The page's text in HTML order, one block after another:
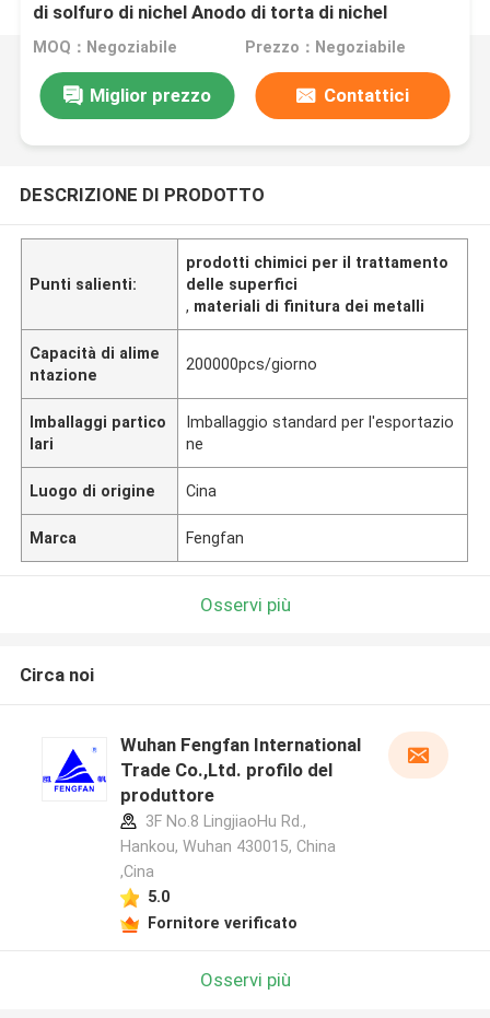
di solfuro di nichel Anodo di torta di nichel
MOQ：Negoziabile Prezzo：Negoziabile
Miglior prezzo Contattici
DESCRIZIONE DI PRODOTTO
Punti salienti:
prodotti chimici per il trattamento
delle superfici
, materiali di finitura dei metalli
Capacità di alime
ntazione
200000pcs/giorno
Imballaggi partico
lari
Imballaggio standard per l'esportazio
ne
Luogo di origine Cina
Marca Fengfan
Osservi più
Circa noi
Wuhan Fengfan International
Trade Co.,Ltd. profilo del
produttore
3F No.8 LingjiaoHu Rd.,
Hankou, Wuhan 430015, China
,Cina
5.0
Fornitore verificato
Osservi più